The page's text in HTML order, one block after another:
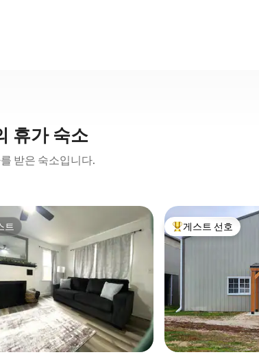
휴가 숙소
받은 숙소입니다.
트
트 상위 게스트 선호
게스트 선호